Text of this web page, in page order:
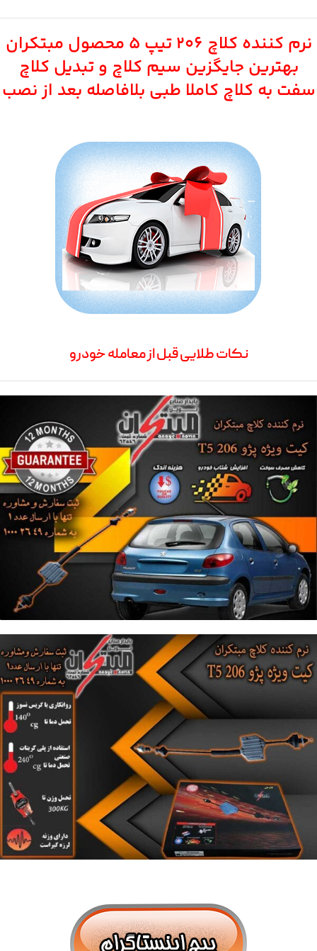
نرم کننده کلاچ ۲۰۶ تیپ ۵ محصول مبتکران
بهترین جایگزین سیم کلاچ و تبدیل کلاچ
سفت به کلاچ کاملا طبی بلافاصله بعد از نصب
نکات طلایی قبل از معامله خودرو